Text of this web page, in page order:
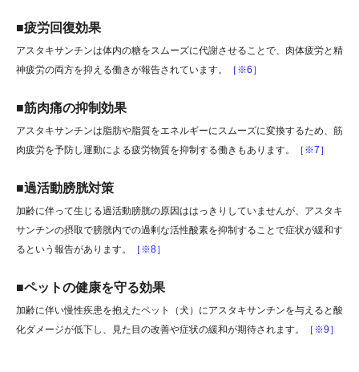
■疲労回復効果
アスタキサンチンは体内の糖をスムーズに代謝させることで、肉体疲労と精
神疲労の両方を抑える働きが報告されています。
［※6］
■筋肉痛の抑制効果
アスタキサンチンは脂肪や脂質をエネルギーにスムーズに変換するため、筋
肉疲労を予防し運動による疲労物質を抑制する働きもあります。
［※7］
■過活動膀胱対策
加齢に伴って生じる過活動膀胱の原因ははっきりしていませんが、アスタキ
サンチンの摂取で膀胱内での過剰な活性酸素を抑制することで症状が緩和す
るという報告があります。
［※8］
■ペットの健康を守る効果
加齢に伴い慢性疾患を抱えたペット（犬）にアスタキサンチンを与えると酸
化ダメージが低下し、見た目の改善や症状の緩和が期待されます。
［※9］